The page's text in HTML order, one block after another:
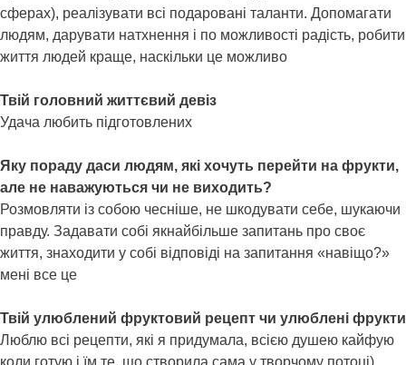
сферах), реалізувати всі подаровані таланти. Допомагати
людям, дарувати натхнення і по можливості радість, робити
життя людей краще, наскільки це можливо
Твій головний життєвий девіз
Удача любить підготовлених
Яку пораду даси людям, які хочуть перейти на фрукти,
але не наважуються чи не виходить?
Розмовляти із собою чесніше, не шкодувати себе, шукаючи
правду. Задавати собі якнайбільше запитань про своє
життя, знаходити у собі відповіді на запитання «навіщо?»
мені все це
Твій улюблений фруктовий рецепт чи улюблені фрукти
Люблю всі рецепти, які я придумала, всією душею кайфую
коли готую і їм те, що створила сама у творчому потоці)